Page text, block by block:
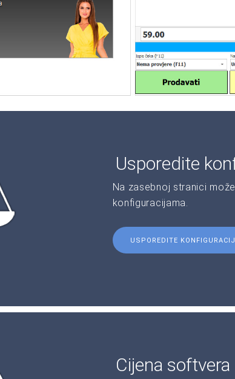
Usporedite
Na zasebnoj stranici
konfiguracijama.
USPOREDITE
Cijena softvera